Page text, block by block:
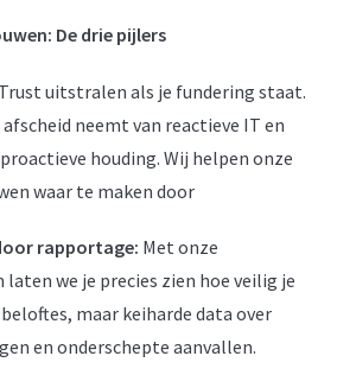
De drie pijlers
uitstralen als je fundering staat.
neemt van reactieve IT en
houding. Wij helpen onze
waar te maken door
rapportage: Met onze
laten we je precies zien hoe veilig je
maar keiharde data over
en onderschepte aanvallen.